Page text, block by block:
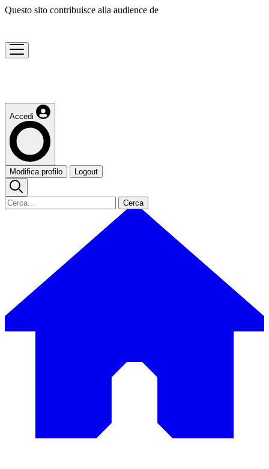
Questo sito contribuisce alla audience de
Accedi
Modifica profilo Logout
Cerca